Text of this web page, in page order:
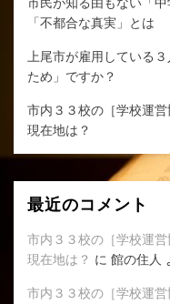
「不都合な真実」とは
上尾市が雇用している
ため」ですか？
市内３３校の［学校運
現在地は？
最近のコメント
市内３３校の［学校運
現在地は？ に 館の住人
市内３３校の［学校運